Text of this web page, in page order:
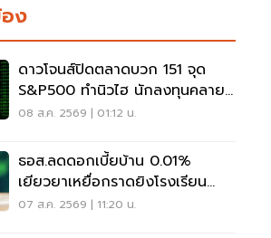
ง
ดาวโจนส์ปิดตลาดบวก 151 จุด
S&P500 ทำนิวไฮ นักลงทุนคลาย
กังวลเฟดขึ้นดอกเบี้ย
08 ส.ค. 2569 | 01:12 น.
ธอส.ลดดอกเบี้ยบ้าน 0.01%
เยียวยาเหยื่อกราดยิงโรงเรียน
จ.นนทบุรี
07 ส.ค. 2569 | 11:20 น.